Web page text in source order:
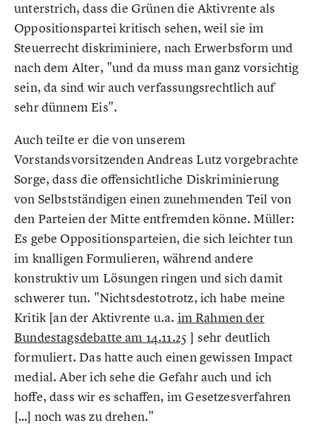
unterstrich, dass die Grünen die Aktivrente als
Oppositionspartei kritisch sehen, weil sie im
Steuerrecht diskriminiere, nach Erwerbsform und
nach dem Alter, "und da muss man ganz vorsichtig
sein, da sind wir auch verfassungsrechtlich auf
sehr dünnem Eis".
Auch teilte er die von unserem
Vorstandsvorsitzenden Andreas Lutz vorgebrachte
Sorge, dass die offensichtliche Diskriminierung
von Selbstständigen einen zunehmenden Teil von
den Parteien der Mitte entfremden könne. Müller:
Es gebe Oppositionsparteien, die sich leichter tun
im knalligen Formulieren, während andere
konstruktiv um Lösungen ringen und sich damit
schwerer tun. "Nichtsdestotrotz, ich habe meine
Kritik [an der Aktivrente u.a. im Rahmen der
Bundestagsdebatte am 14.11.25 ] sehr deutlich
formuliert. Das hatte auch einen gewissen Impact
medial. Aber ich sehe die Gefahr auch und ich
hoffe, dass wir es schaffen, im Gesetzesverfahren
[…] noch was zu drehen."